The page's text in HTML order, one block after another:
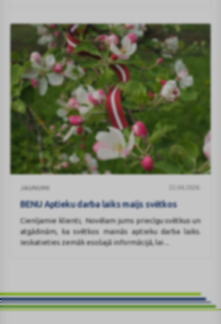
maratona
distancēs!
Aptieku
darba
maijs
svētkos
JAUNUMI 22.04.2026.
BENU Aptieku darba laiks maijs svētkos
Cienījamie klienti, Novēlam jums priecīgu svētkus un
atgādinām, ka svētkos mainās aptieku darba laiks.
Ieskatieties zemāk esošajā informācijā, lai ...